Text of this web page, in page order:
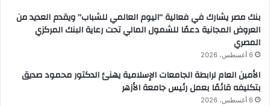
بنك مصر يشارك في فعالية “اليوم العالمي للشباب” ويقدم العديد من
العروض المجانية دعمًا للشمول المالي تحت رعاية البنك المركزي
المصري
6 أغسطس، 2026
الأمين العام لرابطة الجامعات الإسلامية يهنئ الدكتور محمود صديق
بتكليفه قائمًا بعمل رئيس جامعة الأزهر
6 أغسطس، 2026